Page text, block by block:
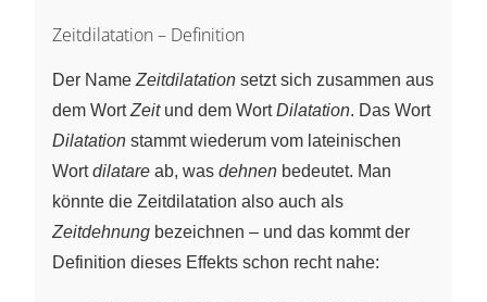
Zeitdilatation – Definition
Der Name Zeitdilatation setzt sich zusammen aus
dem WortZeitund dem WortDilatation. Das Wort
Dilatation stammt wiederum vom lateinischen
Wortdilatare ab, was dehnen bedeutet. Man
könnte die Zeitdilatation also auch als
Zeitdehnung bezeichnen – und das kommt der
Definition dieses Effekts schon recht nahe: